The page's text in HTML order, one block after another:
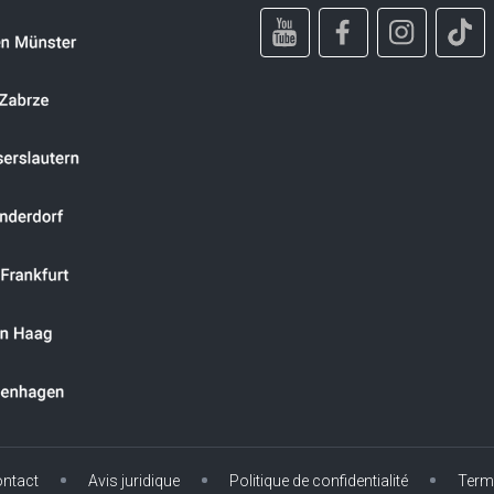
Avis juridique Politique de confidentialité